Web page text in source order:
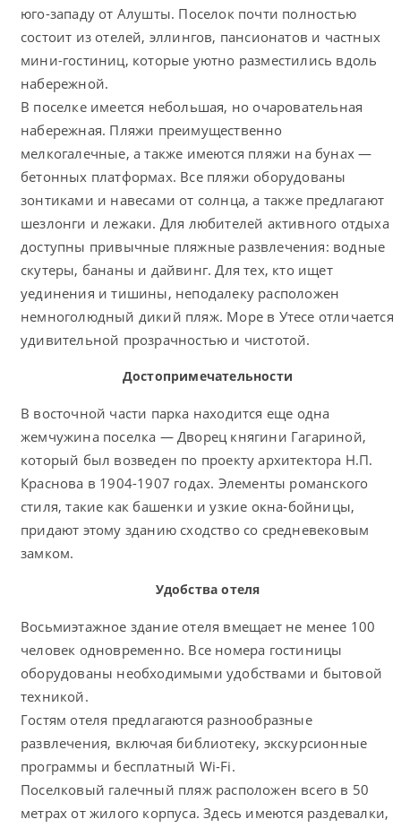
юго-западу от Алушты. Поселок почти полностью
состоит из отелей, эллингов, пансионатов и частных
мини-гостиниц, которые уютно разместились вдоль
набережной.
В поселке имеется небольшая, но очаровательная
набережная. Пляжи преимущественно
мелкогалечные, а также имеются пляжи на бунах —
бетонных платформах. Все пляжи оборудованы
зонтиками и навесами от солнца, а также предлагают
шезлонги и лежаки. Для любителей активного отдыха
доступны привычные пляжные развлечения: водные
скутеры, бананы и дайвинг. Для тех, кто ищет
уединения и тишины, неподалеку расположен
немноголюдный дикий пляж. Море в Утесе отличается
удивительной прозрачностью и чистотой.
Достопримечательности
В восточной части парка находится еще одна
жемчужина поселка — Дворец княгини Гагариной,
который был возведен по проекту архитектора Н.П.
Краснова в 1904-1907 годах. Элементы романского
стиля, такие как башенки и узкие окна-бойницы,
придают этому зданию сходство со средневековым
замком.
Удобства отеля
Восьмиэтажное здание отеля вмещает не менее 100
человек одновременно. Все номера гостиницы
оборудованы необходимыми удобствами и бытовой
техникой.
Гостям отеля предлагаются разнообразные
развлечения, включая библиотеку, экскурсионные
программы и бесплатный Wi-Fi.
Поселковый галечный пляж расположен всего в 50
метрах от жилого корпуса. Здесь имеются раздевалки,